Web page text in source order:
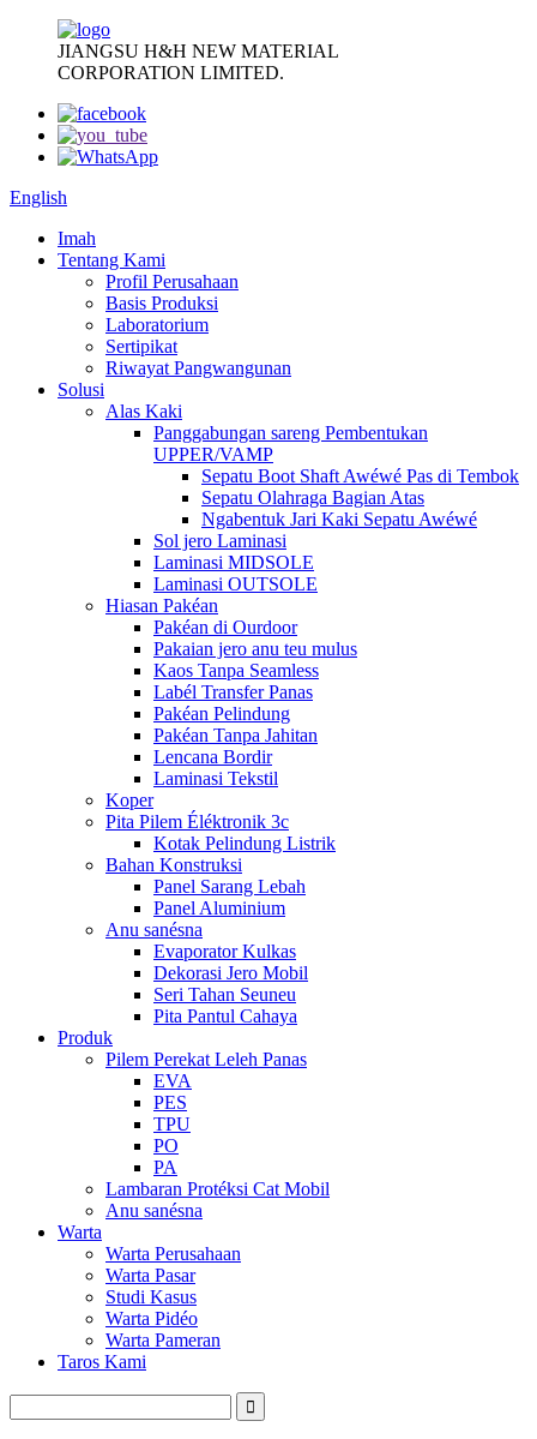
JIANGSU H&H NEW MATERIAL
CORPORATION LIMITED.
English
Imah
Tentang Kami
Profil Perusahaan
Basis Produksi
Laboratorium
Sertipikat
Riwayat Pangwangunan
Solusi
Alas Kaki
Panggabungan sareng Pembentukan
UPPER/VAMP
Sepatu Boot Shaft Awéwé Pas di Tembok
Sepatu Olahraga Bagian Atas
Ngabentuk Jari Kaki Sepatu Awéwé
Sol jero Laminasi
Laminasi MIDSOLE
Laminasi OUTSOLE
Hiasan Pakéan
Pakéan di Ourdoor
Pakaian jero anu teu mulus
Kaos Tanpa Seamless
Labél Transfer Panas
Pakéan Pelindung
Pakéan Tanpa Jahitan
Lencana Bordir
Laminasi Tekstil
Koper
Pita Pilem Éléktronik 3c
Kotak Pelindung Listrik
Bahan Konstruksi
Panel Sarang Lebah
Panel Aluminium
Anu sanésna
Evaporator Kulkas
Dekorasi Jero Mobil
Seri Tahan Seuneu
Pita Pantul Cahaya
Produk
Pilem Perekat Leleh Panas
EVA
PES
TPU
PO
PA
Lambaran Protéksi Cat Mobil
Anu sanésna
Warta
Warta Perusahaan
Warta Pasar
Studi Kasus
Warta Pidéo
Warta Pameran
Taros Kami